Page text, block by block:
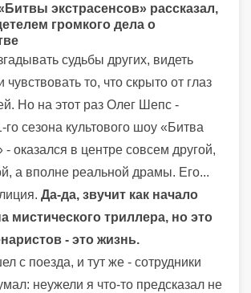
экстрасенсов» рассказал,
громкого дела о
судьбы других, видеть
чувствовать то, что скрыто от глаз
Но на этот раз Олег Шепс -
го сезона культового шоу «Битва
- оказался в центре совсем другой,
а вполне реальной драмы. Его...
Да-да, звучит как начало
мистического триллера, но это
- это жизнь.
с поезда, и тут же - сотрудники
неужели я что-то предсказал не